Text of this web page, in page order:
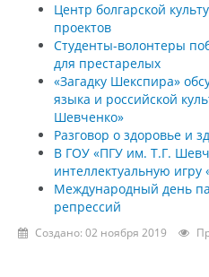
Центр болгарской
проектов
Студенты-волонтеры
для престарелых
«Загадку Шекспира»
языка и российской
Шевченко»
Разговор о здоровье и
В ГОУ «ПГУ им. Т.Г.
интеллектуальную
Международный день
репрессий
Создано: 02 ноября 2019